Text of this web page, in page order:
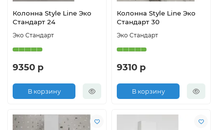
Колонна Style Line Эко
Стандарт 24
Эко Стандарт
9350 р
В корзину
Колонна Style Line Эко
Стандарт 30
Эко Стандарт
9310 р
В корзину